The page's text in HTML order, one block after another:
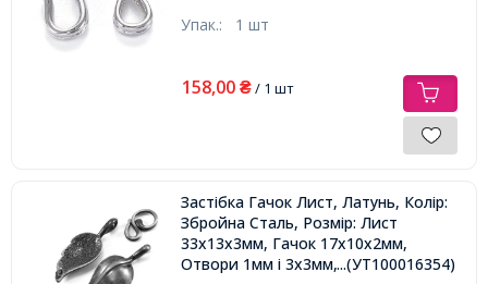
Упак.: 1 шт
158,00 ₴/ 1 шт
Застібка Гачок Лист, Латунь, Колір:
Збройна Сталь, Розмір: Лист
33x13x3мм, Гачок 17x10x2мм,
Отвори 1мм і 3x3мм,...(УТ100016354)